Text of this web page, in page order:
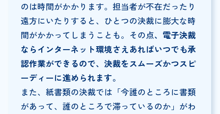
のは時間がかかります。担当者が不在だったり
遠方にいたりすると、ひとつの決裁に膨大な時
間がかかってしまうことも。その点、電子決裁
ならインターネット環境さえあればいつでも承
認作業ができるので、決裁をスムーズかつスピ
ーディーに進められます。
また、紙書類の決裁では「今誰のところに書類
があって、誰のところで滞っているのか」がわ